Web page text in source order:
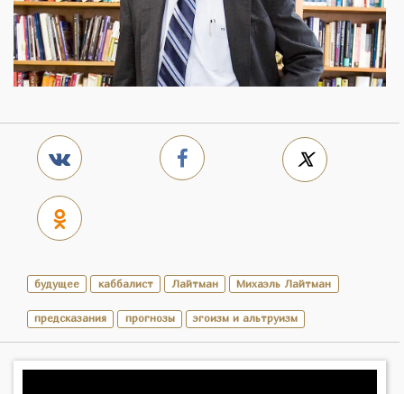
будущее каббалист Лайтман Михаэль Лайтман
предсказания прогнозы эгоизм и альтруизм